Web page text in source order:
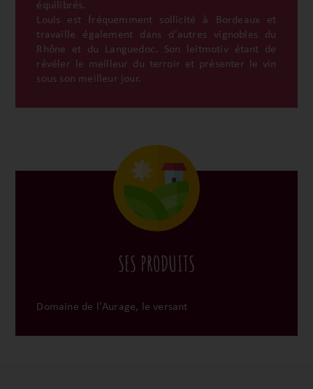
équilibrés.
Louis est fréquemment sollicité à Bordeaux et
travaille également dans d'autres vignobles du
Rhône et du Languedoc. Son leitmotiv étant de
révéler le meilleur du terroir et présenter le vin
sous son meilleur jour.
SES PRODUITS
Domaine de l'Aurage, le versant